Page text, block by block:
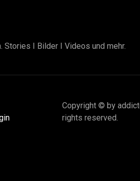
I Bilder I Videos und mehr.
Copyright © by
rights reserved.